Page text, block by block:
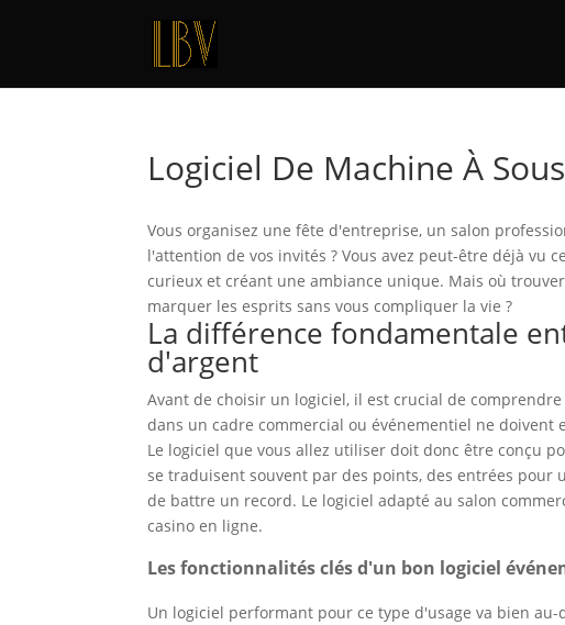
Logiciel De Machine À
Vous organisez une fête d'entreprise, un salon
l'attention de vos invités ? Vous avez peut-être déjà vu
curieux et créant une ambiance unique. Mais où
marquer les esprits sans vous compliquer la vie ?
La différence fondamentale
d'argent
Avant de choisir un logiciel, il est crucial de
dans un cadre commercial ou événementiel ne
Le logiciel que vous allez utiliser doit donc être conçu
se traduisent souvent par des points, des entrées
de battre un record. Le logiciel adapté au salon
casino en ligne.
Les fonctionnalités clés d'un bon logiciel
Un logiciel performant pour ce type d'usage va bien